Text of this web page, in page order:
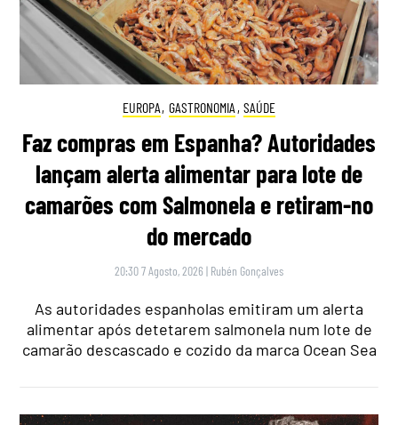
EUROPA, GASTRONOMIA , SAÚDE
Faz compras em Espanha? Autoridades
lançam alerta alimentar para lote de
camarões com Salmonela e retiram-no
do mercado
20:30 7 Agosto, 2026 | Rubén Gonçalves
As autoridades espanholas emitiram um alerta
alimentar após detetarem salmonela num lote de
camarão descascado e cozido da marca Ocean Sea